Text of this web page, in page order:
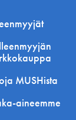
MUSHista
aineemme